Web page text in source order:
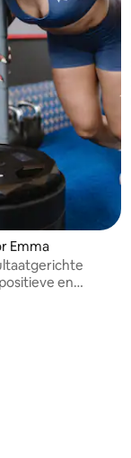
Emma
en